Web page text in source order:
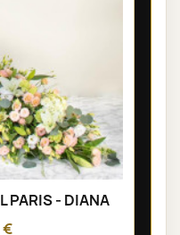
PARIS - DIANA
€